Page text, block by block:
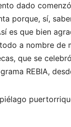
dado
porque, sí,
es que bien
a nombre de
que se
REBIA,